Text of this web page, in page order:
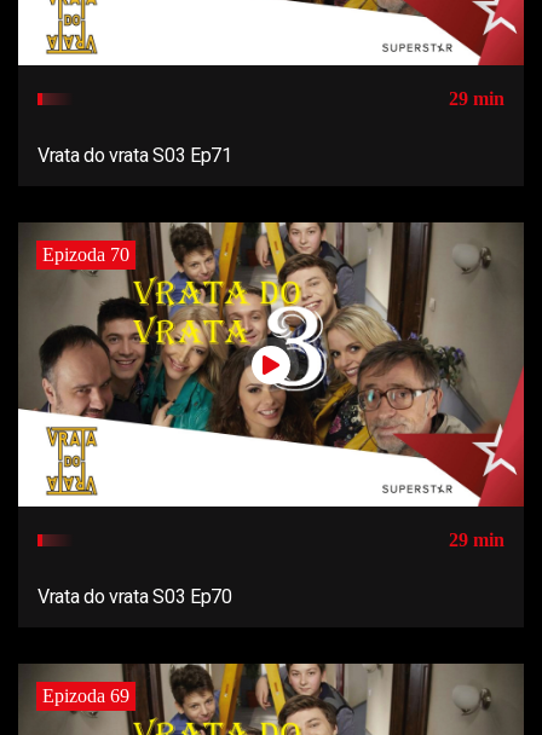
29 min
Vrata do vrata S03 Ep71
Epizoda 70
29 min
Vrata do vrata S03 Ep70
Epizoda 69